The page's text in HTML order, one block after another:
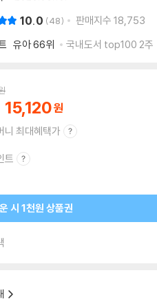
10.0 48 판매지수 18,753
유아66위 국내도서 top100 2주
15,120
니 최대혜택가
트
시 1천원 상품권